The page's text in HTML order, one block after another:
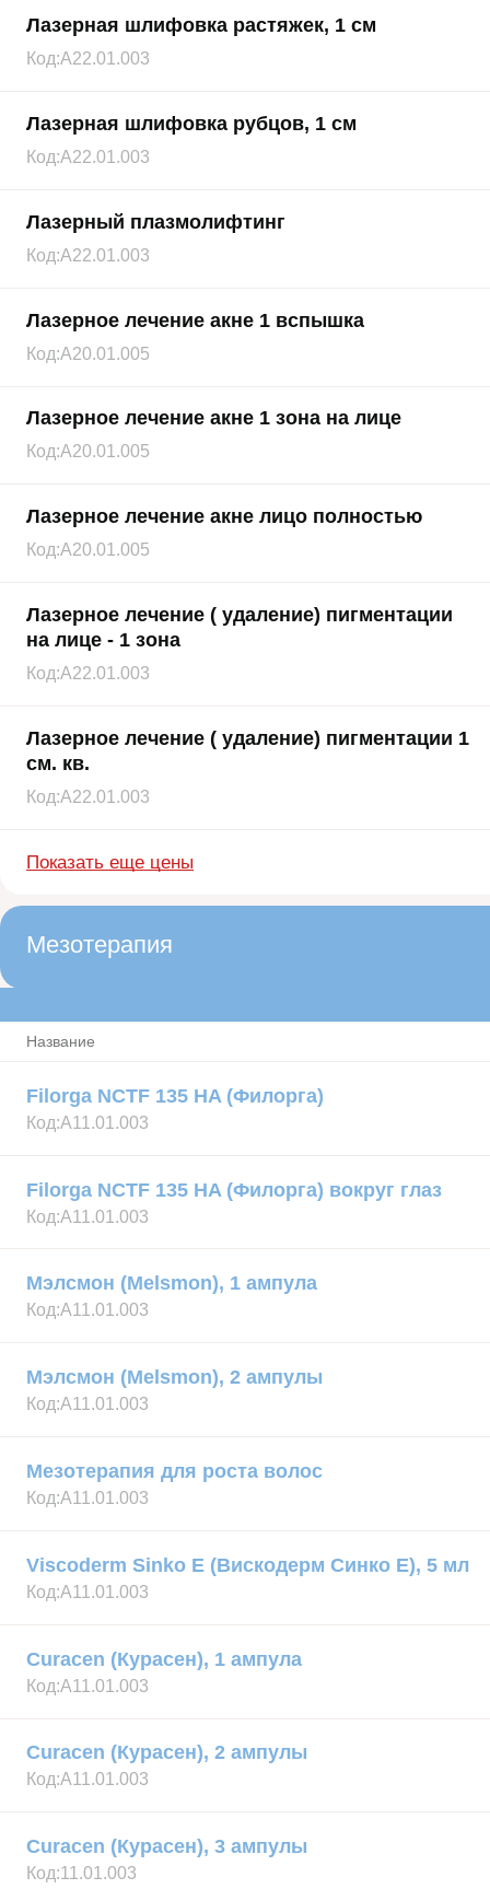
Лазерная шлифовка растяжек, 1 см
Код:A22.01.003
Лазерная шлифовка рубцов, 1 см
Код:A22.01.003
Лазерный плазмолифтинг
Код:A22.01.003
Лазерное лечение акне 1 вспышка
Код:A20.01.005
Лазерное лечение акне 1 зона на лице
Код:A20.01.005
Лазерное лечение акне лицо полностью
Код:A20.01.005
Лазерное лечение ( удаление) пигментации
на лице - 1 зона
Код:A22.01.003
Лазерное лечение ( удаление) пигментации 1
см. кв.
Код:A22.01.003
Показать еще цены
Мезотерапия
Название
Filorga NCTF 135 HA (Филорга)
Код:А11.01.003
Filorga NCTF 135 HA (Филорга) вокруг глаз
Код:А11.01.003
Мэлсмон (Melsmon), 1 ампула
Код:А11.01.003
Мэлсмон (Melsmon), 2 ампулы
Код:А11.01.003
Мезотерапия для роста волос
Код:А11.01.003
Viscoderm Sinko E (Вискодерм Синко Е), 5 мл
Код:А11.01.003
Curacen (Курасен), 1 ампула
Код:А11.01.003
Curacen (Курасен), 2 ампулы
Код:А11.01.003
Curacen (Курасен), 3 ампулы
Код:11.01.003